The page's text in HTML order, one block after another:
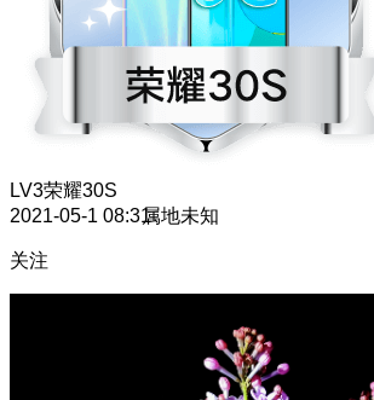
LV3荣耀30S
2021-05-1 08:31属地未知
关注